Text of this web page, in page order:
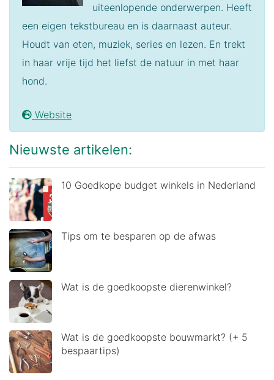
uiteenlopende onderwerpen. Heeft
een eigen tekstbureau en is daarnaast auteur.
Houdt van eten, muziek, series en lezen. En trekt
in haar vrije tijd het liefst de natuur in met haar
hond.
Website
Nieuwste artikelen:
10 Goedkope budget winkels in Nederland
Tips om te besparen op de afwas
Wat is de goedkoopste dierenwinkel?
Wat is de goedkoopste bouwmarkt? (+ 5
bespaartips)